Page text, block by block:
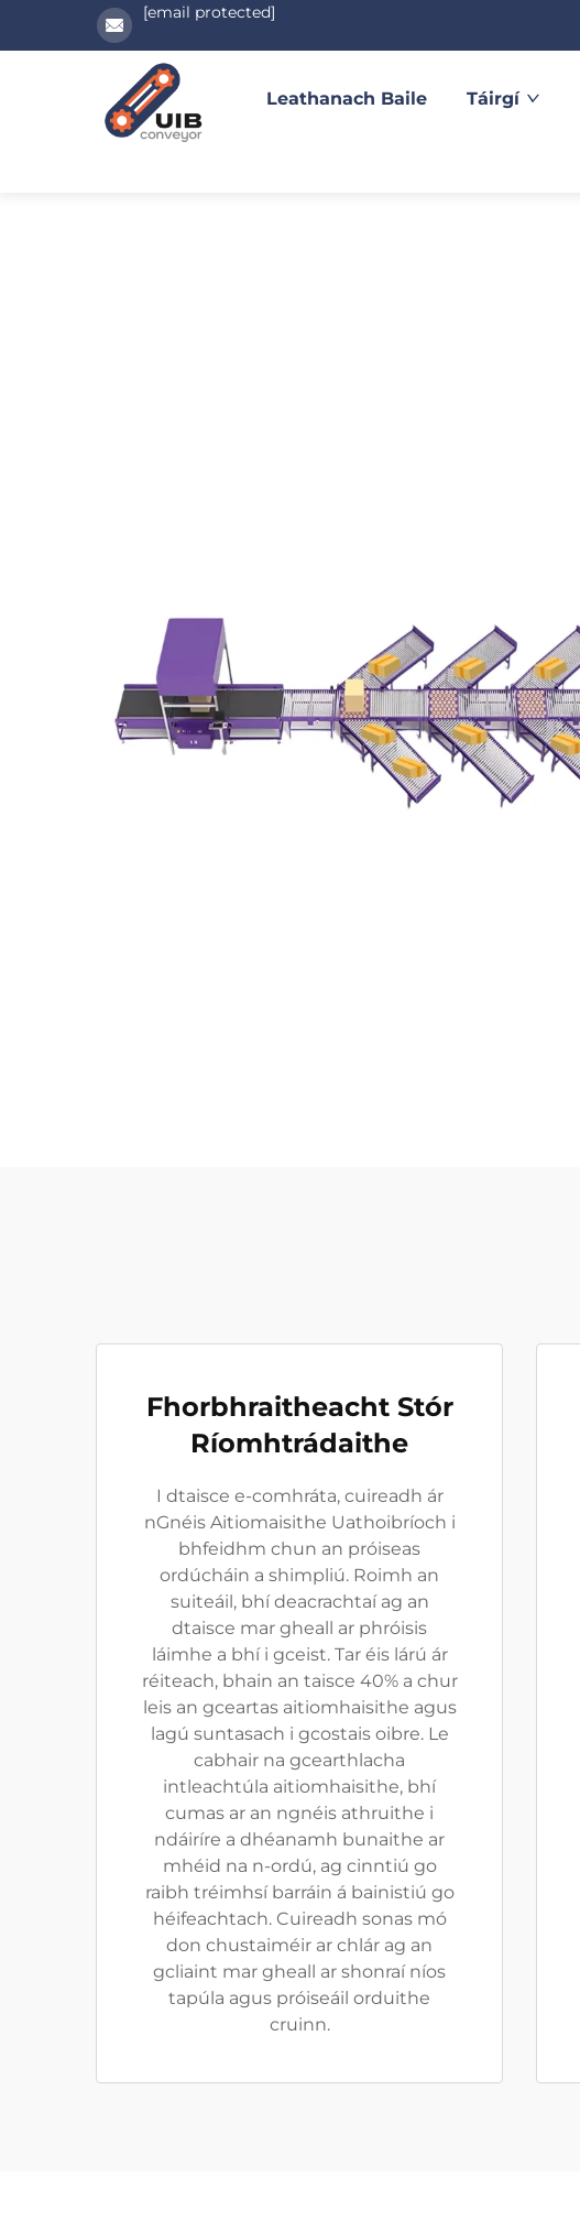
[email protected]
Leathanach Baile Táirgí
Fhorbhraitheacht Stór
Ríomhtrádaithe
I dtaisce e-comhráta, cuireadh ár
nGnéis Aitiomaisithe Uathoibríoch i
bhfeidhm chun an próiseas
ordúcháin a shimpliú. Roimh an
suiteáil, bhí deacrachtaí ag an
dtaisce mar gheall ar phróisis
láimhe a bhí i gceist. Tar éis lárú ár
réiteach, bhain an taisce 40% a chur
leis an gceartas aitiomhaisithe agus
lagú suntasach i gcostais oibre. Le
cabhair na gcearthlacha
intleachtúla aitiomhaisithe, bhí
cumas ar an ngnéis athruithe i
ndáiríre a dhéanamh bunaithe ar
mhéid na n-ordú, ag cinntiú go
raibh tréimhsí barráin á bainistiú go
héifeachtach. Cuireadh sonas mó
don chustaiméir ar chlár ag an
gcliaint mar gheall ar shonraí níos
tapúla agus próiseáil orduithe
cruinn.